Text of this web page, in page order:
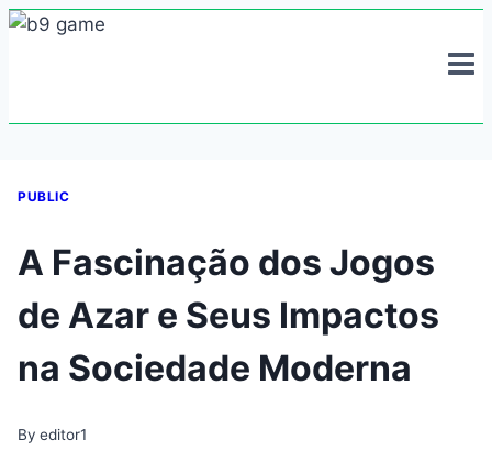
Skip
PUBLIC
A Fascinação dos Jogos
de Azar e Seus Impactos
na Sociedade Moderna
By editor1